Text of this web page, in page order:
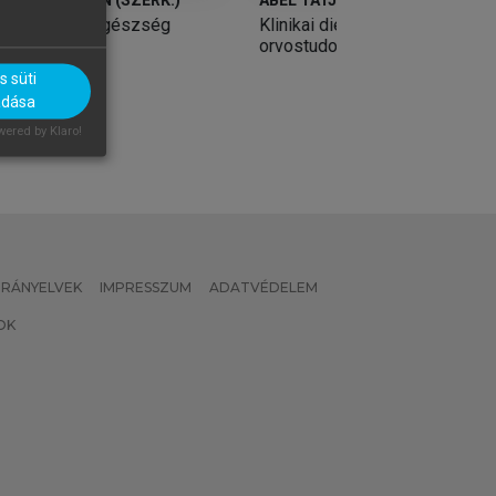
Klinikai dietetika és
orvostudomány
IMPRESSZUM ADATVÉDELEM
süti
by Klaro!